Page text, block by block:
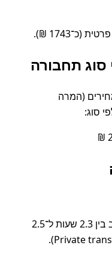
₪).
סוג תחבורה
מחירים (המרה
סוג:
משך ההסעה הפרטית נמשך לרוב בין 2.3 שעות ל־2.5